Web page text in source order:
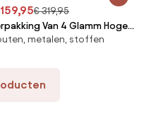
€ 319,95
Van 4 Glamm Hoge
Beige – Crème & ↑75
metalen, stoffen